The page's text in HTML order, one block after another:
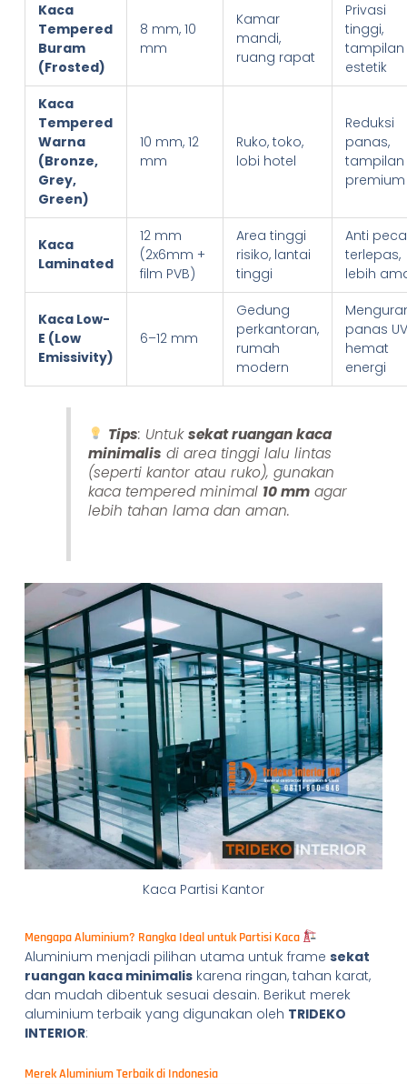
Kaca
Tempered
Buram
(Frosted)
8 mm, 10
mm
Kamar
mandi,
ruang rapat
Privasi
tinggi,
tampilan
estetik
Kaca
Tempered
Warna
(Bronze,
Grey,
Green)
10 mm, 12
mm
Ruko, toko,
lobi hotel
Reduksi
panas,
tampilan
premium
Kaca
Laminated
12 mm
(2x6mm +
film PVB)
Area tinggi
risiko, lantai
tinggi
Anti
terlepas,
lebih
Kaca Low-
E (Low
Emissivity)
6–12 mm
Gedung
perkantoran,
rumah
modern
panas
hemat
energi
Tips: Untuksekat ruangan kaca
minimalis di area tinggi lalu lintas
(seperti kantor atau ruko), gunakan
kaca tempered minimal 10 mmagar
lebih tahan lama dan aman.
Kaca Partisi Kantor
Mengapa Aluminium? Rangka Ideal untuk Partisi Kaca
Aluminium menjadi pilihan utama untuk frame sekat
ruangan kaca minimaliskarena ringan, tahan karat,
dan mudah dibentuk sesuai desain. Berikut merek
aluminium terbaik yang digunakan oleh TRIDEKO
INTERIOR:
Merek Aluminium Terbaik di Indonesia